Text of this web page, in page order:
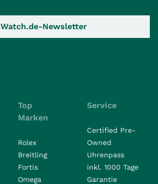
Watch.de-Newsletter
Top
Marken
Rolex
Breitling
Fortis
Omega
Service
Certified Pre-
Owned
Uhrenpass
inkl. 1000 Tage
Garantie